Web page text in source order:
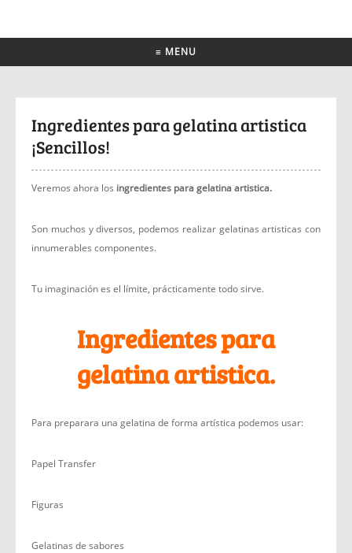
≡ MENU
Ingredientes para gelatina artistica
¡Sencillos!
Veremos ahora los ingredientes para gelatina artistica.
Son muchos y diversos, podemos realizar gelatinas artisticas con
innumerables componentes.
Tu imaginación es el límite, prácticamente todo sirve.
Ingredientes para
gelatina artistica.
Para preparara una gelatina de forma artística podemos usar:
Papel Transfer
Figuras
Gelatinas de sabores